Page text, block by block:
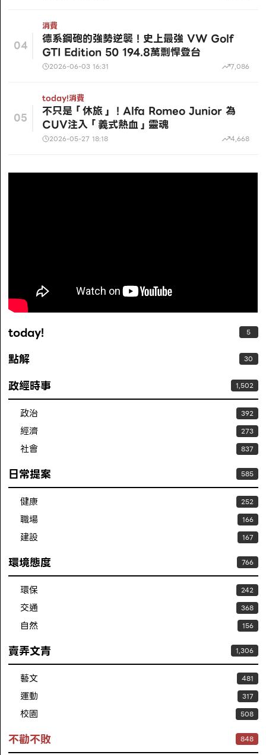
04
消費
德系鋼砲的強勢逆襲！史上最強 VW Golf
GTI Edition 50 194.8萬剽悍登台
2026-06-03 16:31 7,086
05
today!消費
不只是「休旅」！Alfa Romeo Junior 為
CUV注入「義式熱血」靈魂
2026-05-27 18:18 4,668
today! 5
點解 30
政經時事 1,502
政治 392
經濟 273
社會 837
日常提案 585
健康 252
職場 166
建設 167
環境態度 766
環保 242
交通 368
自然 156
賣弄文青 1,306
藝文 481
運動 317
校園 508
不勸不敗 848